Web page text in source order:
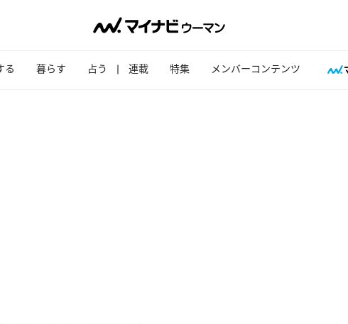
る 暮らす 占う 連載 特集 メンバーコンテンツ